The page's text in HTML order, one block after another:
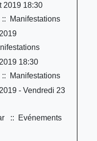
2019 18:30
:: Manifestations
18:30
:: Manifestations
- Vendredi 23
:: Evénements